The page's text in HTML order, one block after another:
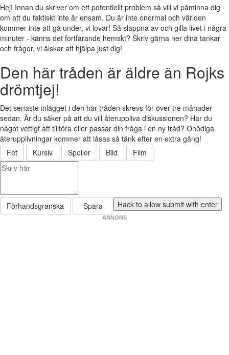
Hej! Innan du skriver om ett potentiellt problem så vill vi påminna dig
om att du faktiskt inte är ensam. Du är inte onormal och världen
kommer inte att gå under, vi lovar! Så slappna av och gilla livet i några
minuter - känns det fortfarande hemskt? Skriv gärna ner dina tankar
och frågor, vi älskar att hjälpa just dig!
Den här tråden är äldre än Rojks
drömtjej!
Det senaste inlägget i den här tråden skrevs för över tre månader
sedan. Är du säker på att du vill återuppliva diskussionen? Har du
något vettigt att tillföra eller passar din fråga i en ny tråd? Onödiga
återupplivningar kommer att låsas så tänk efter en extra gång!
Fet
Kursiv Spoiler Bild Film
Förhandsgranska Spara
ANNONS